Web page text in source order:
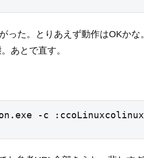
った。とりあえず動作はOKか
あとで直す。
-c